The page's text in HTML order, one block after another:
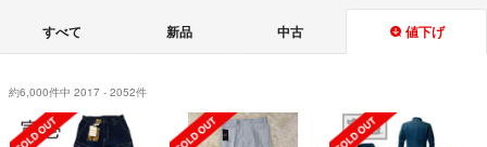
すべて 新品 中古 値下げ
約6,000件中 2017 - 2052件